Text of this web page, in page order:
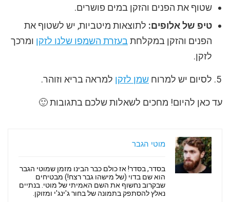
שטוף את הפנים והזקן במים פושרים.
טיפ של אלופים: לתוצאות מיטביות, יש לשטוף את
הפנים והזקן במקלחת בעזרת השמפו שלנו לזקן ומרכך
לזקן.
לסיום יש למרוח שמן לזקן למראה בריא וזוהר.
עד כאן להיום! מחכים לשאלות שלכם בתגובות 🙂
מוטי הגבר
בסדר, בסדר! אז כולם כבר הבינו מזמן שמוטי הגבר
הוא שם בדוי (של מישהו גבר רצח!) מבטיחים
שבקרוב נחשוף את השם האמיתי של מוטי. בנתיים
נאלץ להסתפק בתמונה של בחור ג'ינג'י ומזוקן.